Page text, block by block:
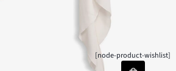
[node-product-wishlist]